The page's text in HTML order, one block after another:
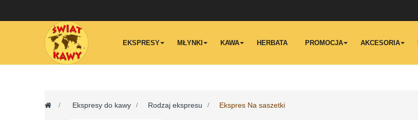
EKSPRESY MŁYNKI KAWA HERBATA PROMOCJA AKCESORIA
> Ekspresy do kawy > Rodzaj ekspresu > Ekspres Na saszetki